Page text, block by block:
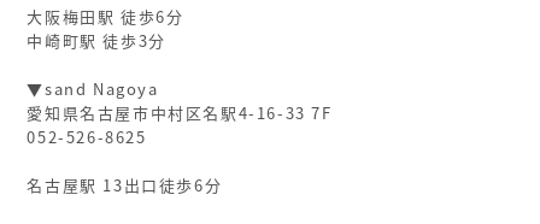
大阪梅田駅 徒歩6分
中崎町駅 徒歩3分
▼sand Nagoya
愛知県名古屋市中村区名駅4-16-33 7F
052-526-8625
名古屋駅 13出口徒歩6分